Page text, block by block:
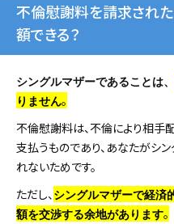
不倫慰謝料を請求され
額できる？
シングルマザーであることは、
りません。
不倫慰謝料は、不倫により相手
支払うものであり、あなたがシ
れないためです。
ただし、 シングルマザーで経済
額を交渉する余地があります。